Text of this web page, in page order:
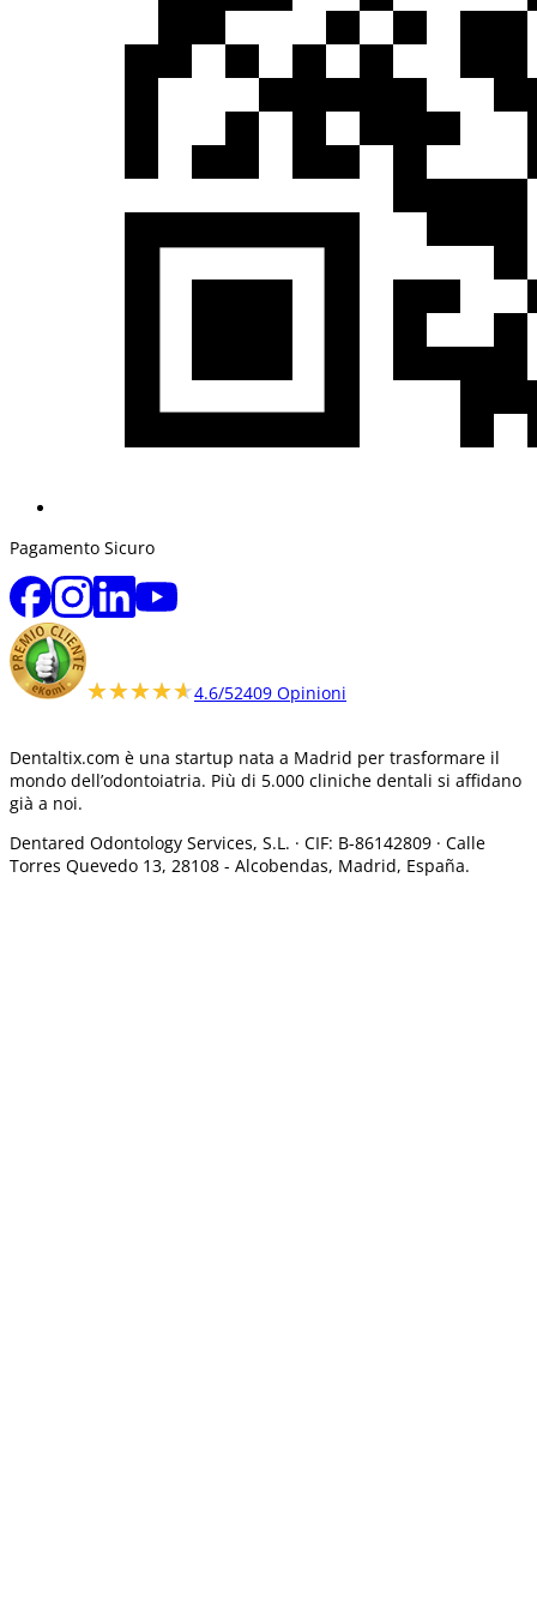
Pagamento Sicuro
★★★★★
★★★★★4.6/52409 Opinioni
Dentaltix.com è una startup nata a Madrid per trasformare il
mondo dell’odontoiatria. Più di 5.000 cliniche dentali si affidano
già a noi.
Dentared Odontology Services, S.L. · CIF: B-86142809 · Calle
Torres Quevedo 13, 28108 - Alcobendas, Madrid, España.